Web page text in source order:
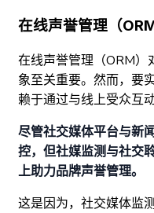
在线声誉管理（ORM
在线声誉管理（ORM）
象至关重要。然而，要
赖于通过与线上受众互
尽管社交媒体平台与新
控，但社媒监测与社交
上助力品牌声誉管理。
这是因为，社交媒体监